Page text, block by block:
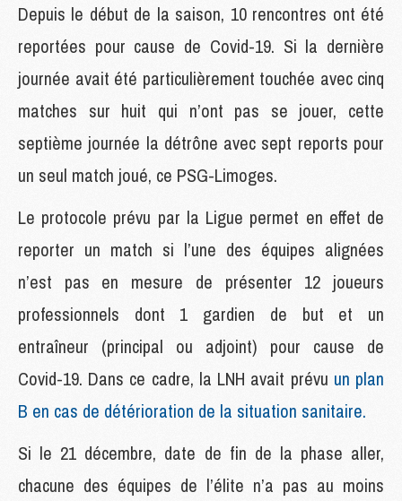
Depuis le début de la saison, 10 rencontres ont été
reportées pour cause de Covid-19. Si la dernière
journée avait été particulièrement touchée avec cinq
matches sur huit qui n’ont pas se jouer, cette
septième journée la détrône avec sept reports pour
un seul match joué, ce PSG-Limoges.
Le protocole prévu par la Ligue permet en effet de
reporter un match si l’une des équipes alignées
n’est pas en mesure de présenter 12 joueurs
professionnels dont 1 gardien de but et un
entraîneur (principal ou adjoint) pour cause de
Covid-19. Dans ce cadre, la LNH avait prévu un plan
B en cas de détérioration de la situation sanitaire.
Si le 21 décembre, date de fin de la phase aller,
chacune des équipes de l’élite n’a pas au moins